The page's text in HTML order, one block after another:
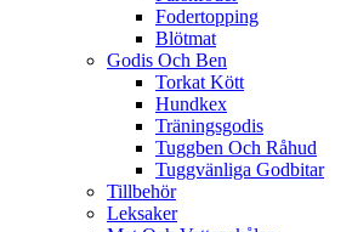
Fodertopping
Blötmat
Godis Och Ben
Torkat Kött
Hundkex
Träningsgodis
Tuggben Och Råhud
Tuggvänliga Godbitar
Tillbehör
Leksaker